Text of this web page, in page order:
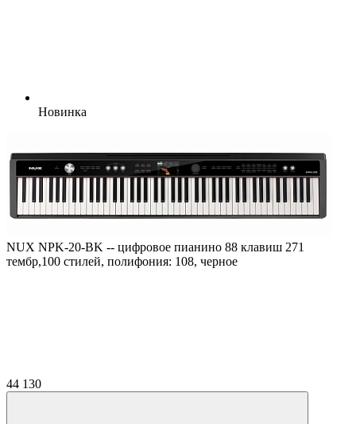
Новинка
NUX NPK-20-BK -- цифровое пианино 88 клавиш 271
тембр,100 стилей, полифония: 108, черное
44 130